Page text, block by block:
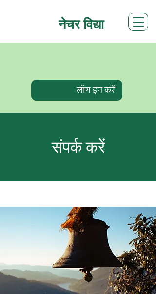
नेचर विद्या
लॉग इन करें
संपर्क करें